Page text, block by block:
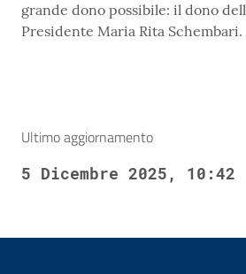
grande dono possibile: il dono
Presidente Maria Rita Schembari.
Ultimo aggiornamento
5 Dicembre 2025, 10:42